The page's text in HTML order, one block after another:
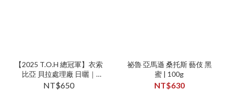
【2025 T.O.H 總冠軍】衣索
比亞 貝拉處理廠 日曬｜
100g
NT$650
祕魯 亞馬遜 桑托斯 藝伎 黑
蜜 | 100g
NT$630